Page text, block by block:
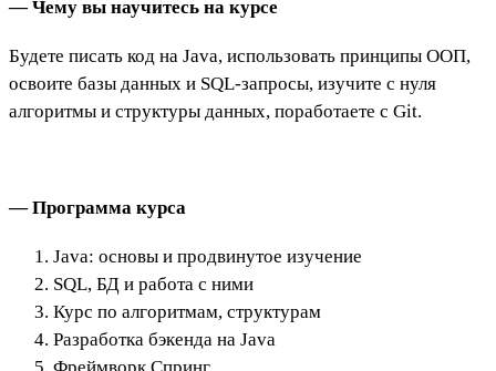
— Чему вы научитесь на курсе
Будете писать код на Java, использовать принципы ООП,
освоите базы данных и SQL-запросы, изучите с нуля
алгоритмы и структуры данных, поработаете с Git.
— Программа курса
Java: основы и продвинутое изучение
SQL, БД и работа с ними
Курс по алгоритмам, структурам
Разработка бэкенда на Java
Фреймворк Спринг